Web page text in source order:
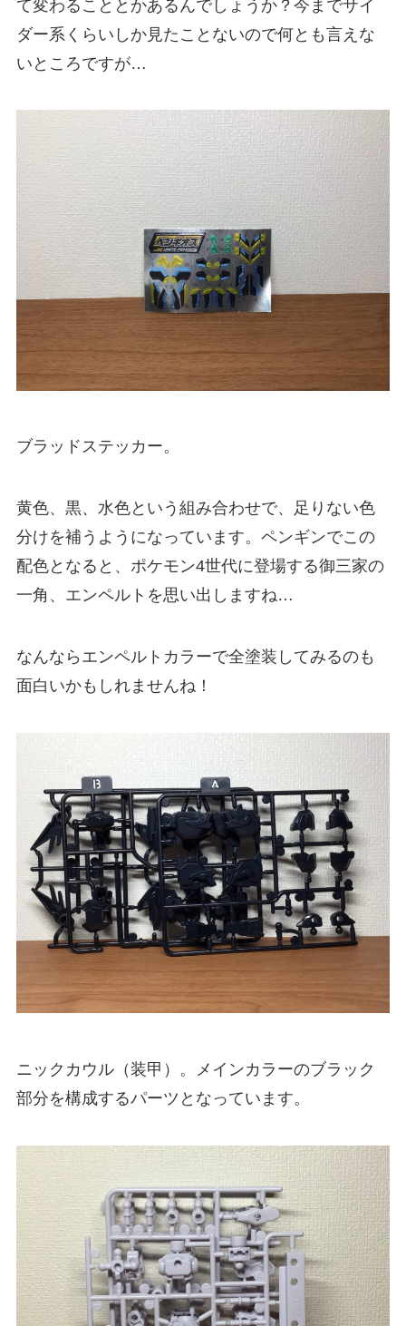
て変わることとかあるんでしょうか？今までサイ
ダー系くらいしか見たことないので何とも言えな
いところですが…
ブラッドステッカー。
黄色、黒、水色という組み合わせで、足りない色
分けを補うようになっています。ペンギンでこの
配色となると、ポケモン4世代に登場する御三家の
一角、エンペルトを思い出しますね…
なんならエンペルトカラーで全塗装してみるのも
面白いかもしれませんね！
ニックカウル（装甲）。メインカラーのブラック
部分を構成するパーツとなっています。